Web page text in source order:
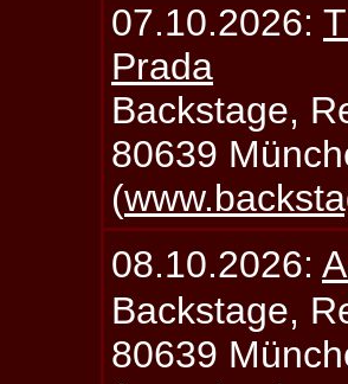
07.10.2026:
Prada
Backstage,
80639
(
08.10.2026:
Backstage,
80639